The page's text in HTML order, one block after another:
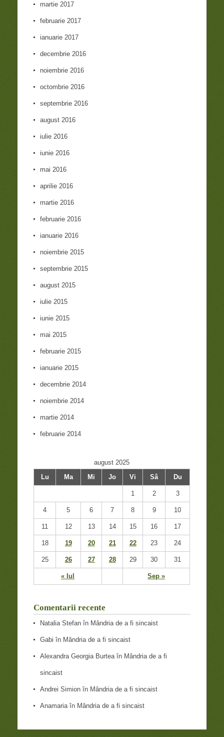
martie 2017
februarie 2017
ianuarie 2017
decembrie 2016
noiembrie 2016
octombrie 2016
septembrie 2016
august 2016
iulie 2016
iunie 2016
mai 2016
aprilie 2016
martie 2016
februarie 2016
ianuarie 2016
noiembrie 2015
septembrie 2015
august 2015
iulie 2015
iunie 2015
mai 2015
februarie 2015
ianuarie 2015
decembrie 2014
noiembrie 2014
martie 2014
februarie 2014
august 2025
Lu
Ma Mi Jo Vi Sâ Du
« Iul Sep »
1 2 3
4 5 6 7 8 9 10
11 12 13 14 15 16 17
18 19 20 21 22 23 24
25 26 27 28 29 30 31
Comentarii recente
Natalia Stefan în Mândria de a fi sincaist
Gabi în Mândria de a fi sincaist
Alexandra Georgia Burteaîn Mândria de a fi
sincaist
Andrei Simion în Mândria de a fi sincaist
Anamariaîn Mândria de a fi sincaist